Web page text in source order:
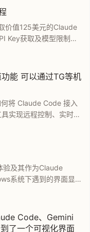
价值125美元的Claude
Key获取及模型限制配
等主流模型。通
能 可以通过TG等机
将 Claude Code 接入
实现远程控制、实时进
。文章涵盖了机器人配
南。
验及其作为Claude
系统下遇到的界面显
行深度探讨，旨在收
Code、Gemini
了一个可视化界面